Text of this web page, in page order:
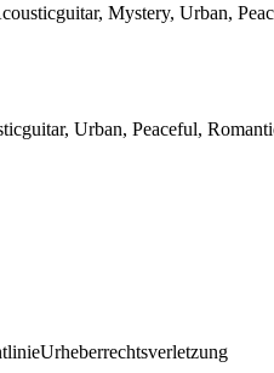
Mystery, Urban,
Urban, Peaceful,
Urheberrechtsverletzung